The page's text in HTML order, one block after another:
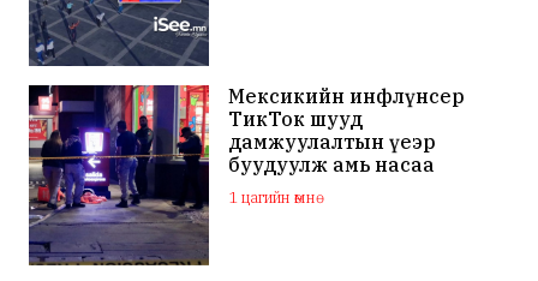
Мексикийн инфлүнсер
ТикТок шууд
дамжуулалтын үеэр
буудуулж амь насаа
алджээ
1 цагийн өмнө